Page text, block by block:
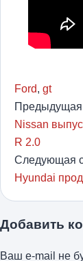
Ford, gt
Предыдущая
Nissan
R 2.0
Следующая
Hyundai
Добавить
Ваш e-mail не